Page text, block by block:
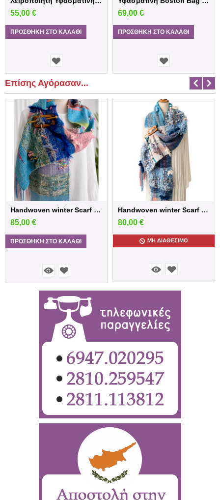
55,00 €
ΠΡΟΣΘΉΚΗ ΣΤΟ ΚΑΛΆΘΙ
69,00 €
ΠΡΟΣΘΉΚΗ ΣΤΟ ΚΑΛΆΘΙ
Επίσης Αγόρασαν...
Handwoven winter Scarf in blue /Pink sh...
85,00 €
ΠΡΟΣΘΉΚΗ ΣΤΟ ΚΑΛΆΘΙ
Handwoven winter Scarf in blue shades
80,00 €
ΜΗ ΔΙΑΘΈΣΙΜΟ